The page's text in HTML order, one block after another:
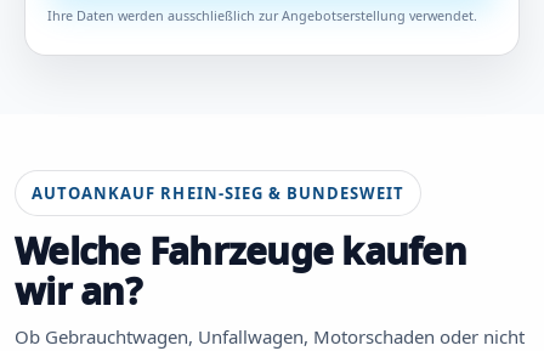
Ihre Daten werden ausschließlich zur Angebotserstellung verwendet.
AUTOANKAUF RHEIN-SIEG & BUNDESWEIT
Welche Fahrzeuge kaufen
wir an?
Ob Gebrauchtwagen, Unfallwagen, Motorschaden oder nicht